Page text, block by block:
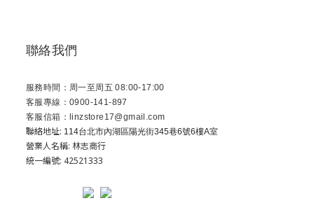
聯絡我們
服務時間：周一至周五 08:00-17:00
客服專線：0900-141-897
客服信箱：linzstore17@gmail.com
聯絡地址: 114台北市內湖區陽光街345巷6號6樓A室
營業人名稱: 林志商行
統一編號: 42521333